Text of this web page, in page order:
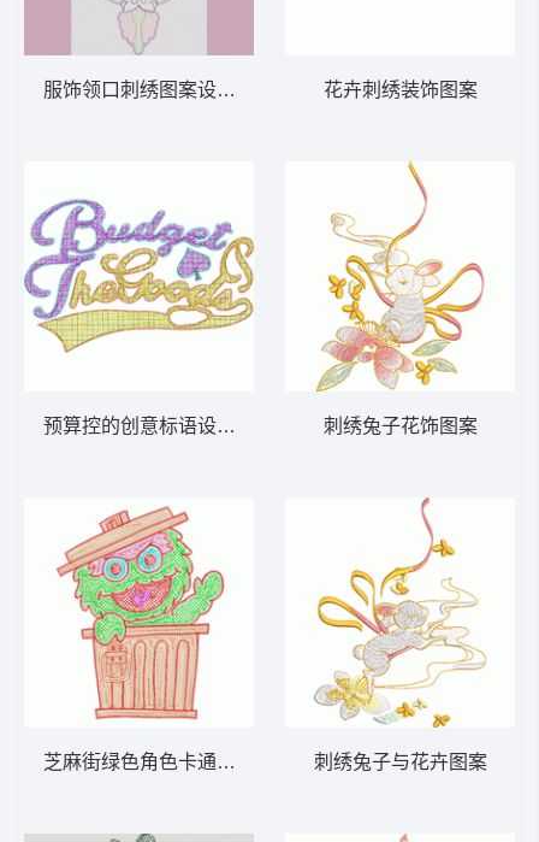
服饰领口刺绣图案设计图 链条链目绣
预算控的创意标语设计图 毛巾绣字母
芝麻街绿色角色卡通形象 毛巾绣小丑
花卉刺绣装饰图案
刺绣兔子花饰图案
刺绣兔子与花卉图案